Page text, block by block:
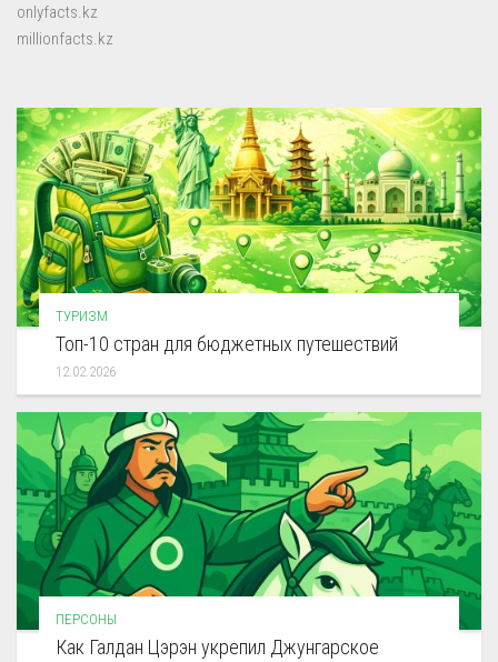
onlyfacts.kz
millionfacts.kz
ТУРИЗМ
Топ-10 стран для бюджетных путешествий
12.02.2026
ПЕРСОНЫ
Как Галдан Цэрэн укрепил Джунгарское